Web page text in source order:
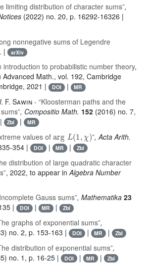
limiting distribution of character sums”,
(2022) no. 20, p. 16292-16326 |
nonnegative sums of Legendre
| arXiv
introduction to probabilistic number theory,
Math., vol. 192, Cambridge
2021 |
DOI | MR
F. Sawin - “Kloosterman paths and the
, Compositio Math. 152 (2016) no. 7,
Zbl | MR
values of 1 ”, Acta Arith.
354 | DOI | MR | Zbl
distribution of large quadratic character
, 2022, to appear in Algebra Number
Gauss sums”, Mathematika 23
|
DOI | MR | Zbl
graphs of exponential sums”,
no. 2, p. 153-163 | DOI | MR | Zbl
distribution of exponential sums”,
no. 1, p. 16-25 | DOI | MR | Zbl